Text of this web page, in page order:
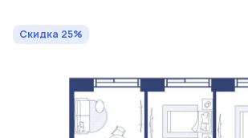
Скидка 25%